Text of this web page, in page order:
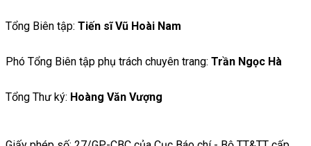
Tổng Biên tập: Tiến sĩ Vũ Hoài Nam
Phó Tổng Biên tập phụ trách chuyên trang: Trần Ngọc Hà
Tổng Thư ký: Hoàng Văn Vượng